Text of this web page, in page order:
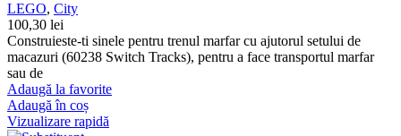
LEGO, City
100,30 lei
Construieste-ti sinele pentru trenul marfar cu ajutorul setului de
macazuri (60238 Switch Tracks), pentru a face transportul marfar
sau de
Adaugă la favorite
Adaugă în coș
Vizualizare rapidă